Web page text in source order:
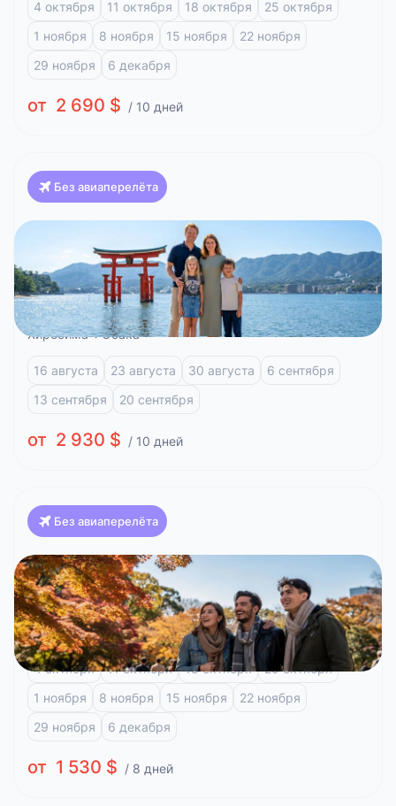
4 октября 11 октября 18 октября
25 октября
1 ноября
8 ноября 15 ноября
22 ноября
29 ноября
6 декабря
от 2 690 $ / 10 дней
Без авиаперелёта
Япония
Красоты Японии и отдых на побережье (Токио-
Осака)
Токио Фудзи-Кавагучико Атами
Киото
Хиросима
Осака
16 августа 23 августа 30 августа
6 сентября
13 сентября
20 сентября
от 2 930 $ / 10 дней
Без авиаперелёта
Япония
Токио, 8 дней
Токио Фудзи-Кавагучико
4 октября 11 октября 18 октября
25 октября
1 ноября
8 ноября 15 ноября
22 ноября
29 ноября
6 декабря
от 1 530 $ / 8 дней